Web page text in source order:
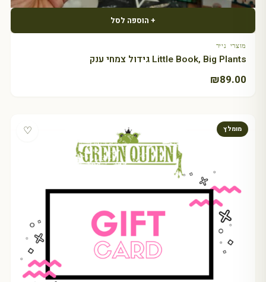
+ הוספה לסל
מוצרי נייר
Little Book, Big Plants גידול צמחי ענק
₪89.00
מומלץ ♡